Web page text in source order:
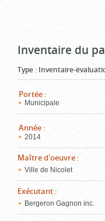
Inventaire du
Type : Inventaire-
Portée :
Municipale
Année :
2014
Maître d'oeuvre :
Ville de Nicolet
Exécutant :
Bergeron Gagnon inc.